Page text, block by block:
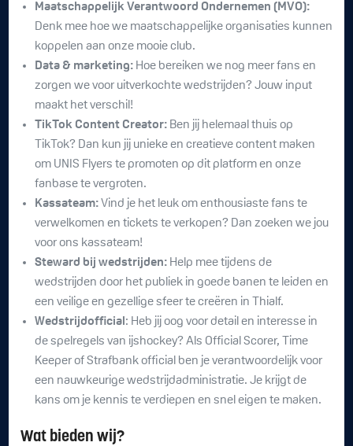
Maatschappelijk Verantwoord Ondernemen (MVO):
Denk mee hoe we maatschappelijke organisaties kunnen
koppelen aan onze mooie club.
Data & marketing:Hoe bereiken we nog meer fans en
zorgen we voor uitverkochte wedstrijden? Jouw input
maakt het verschil!
TikTok Content Creator:Ben jij helemaal thuis op
TikTok? Dan kun jij unieke en creatieve content maken
om UNIS Flyers te promoten op dit platform en onze
fanbase te vergroten.
Kassateam:Vind je het leuk om enthousiaste fans te
verwelkomen en tickets te verkopen? Dan zoeken we jou
voor ons kassateam!
Steward bij wedstrijden:Help mee tijdens de
wedstrijden door het publiek in goede banen te leiden en
een veilige en gezellige sfeer te creëren in Thialf.
Wedstrijdofficial : Heb jij oog voor detail en interesse in
de spelregels van ijshockey? Als Official Scorer, Time
Keeper of Strafbank official ben je verantwoordelijk voor
een nauwkeurige wedstrijdadministratie. Je krijgt de
kans om je kennis te verdiepen en snel eigen te maken.
Wat bieden wij?